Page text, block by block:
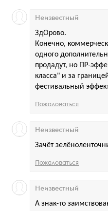
ЗдОрово.
Конечно,
одного
продадут, но ПР-
класса" и за
фестивальный
Неизвестный
Пожаловаться
Зачёт
Неизвестный
Пожаловаться
А знак-то
Неизвестный